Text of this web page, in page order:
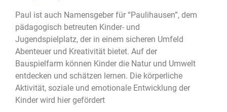
Paul ist auch Namensgeber für “Paulihausen”, dem
pädagogisch betreuten Kinder- und
Jugendspielplatz, der in einem sicheren Umfeld
Abenteuer und Kreativität bietet. Auf der
Bauspielfarm können Kinder die Natur und Umwelt
entdecken und schätzen lernen. Die körperliche
Aktivität, soziale und emotionale Entwicklung der
Kinder wird hier gefördert